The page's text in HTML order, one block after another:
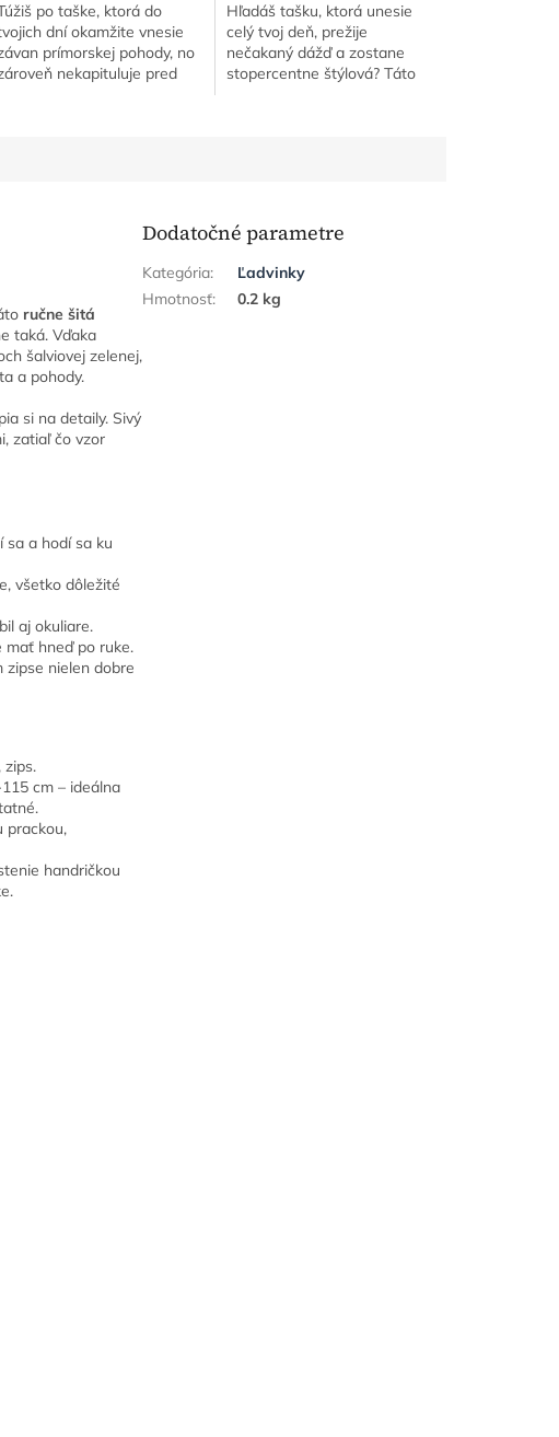
po taške, ktorá do
dní okamžite vnesie
prímorskej pohody, no
nekapituluje pred
Hľadáš tašku, ktorá unesie
celý tvoj deň, prežije
nečakaný dážď a zostane
stopercentne štýlová? Táto
ručne šitá
taká. Vďaka
šalviovej zelenej,
a pohody.
si na detaily. Sivý
zatiaľ čo vzor
sa a hodí sa ku
všetko dôležité
aj okuliare.
mať hneď po ruke.
zipse nielen dobre
zips.
cm – ideálna
prackou,
handričkou
Dodatočné parametre
Kategória:
Ľadvinky
Hmotnosť: 0.2 kg